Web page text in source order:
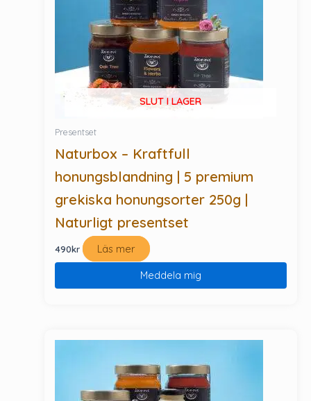
SLUT I LAGER
Presentset
Naturbox – Kraftfull
honungsblandning | 5 premium
grekiska honungsorter 250g |
Naturligt presentset
490kr Läs mer
Meddela mig